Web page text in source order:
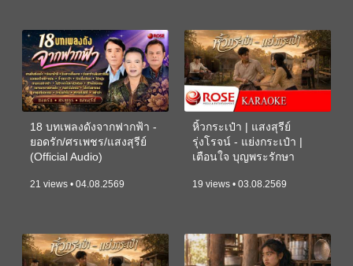
18 บทเพลงดังจากฟากฟ้า -
ยอดรัก/ศรเพชร/แสงสุรีย์
(Official Audio)
21 views • 04.08.2569
หิ้วกระเป๋า | แสงสุรีย์
รุ่งโรจน์ - แย่งกระเป๋า |
เตือนใจ บุญพระรักษา
19 views • 03.08.2569